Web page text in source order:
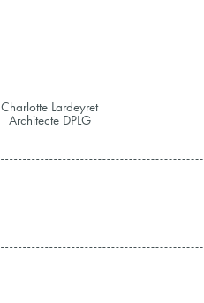
Charlotte Lardeyret
Architecte DPLG